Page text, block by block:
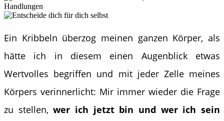
Ein Kribbeln überzog meinen ganzen Körper, als
hätte ich in diesem einen Augenblick etwas
Wertvolles begriffen und mit jeder Zelle meines
Körpers verinnerlicht: Mir immer wieder die Frage
zu stellen,wer ich jetzt bin und wer ich sein